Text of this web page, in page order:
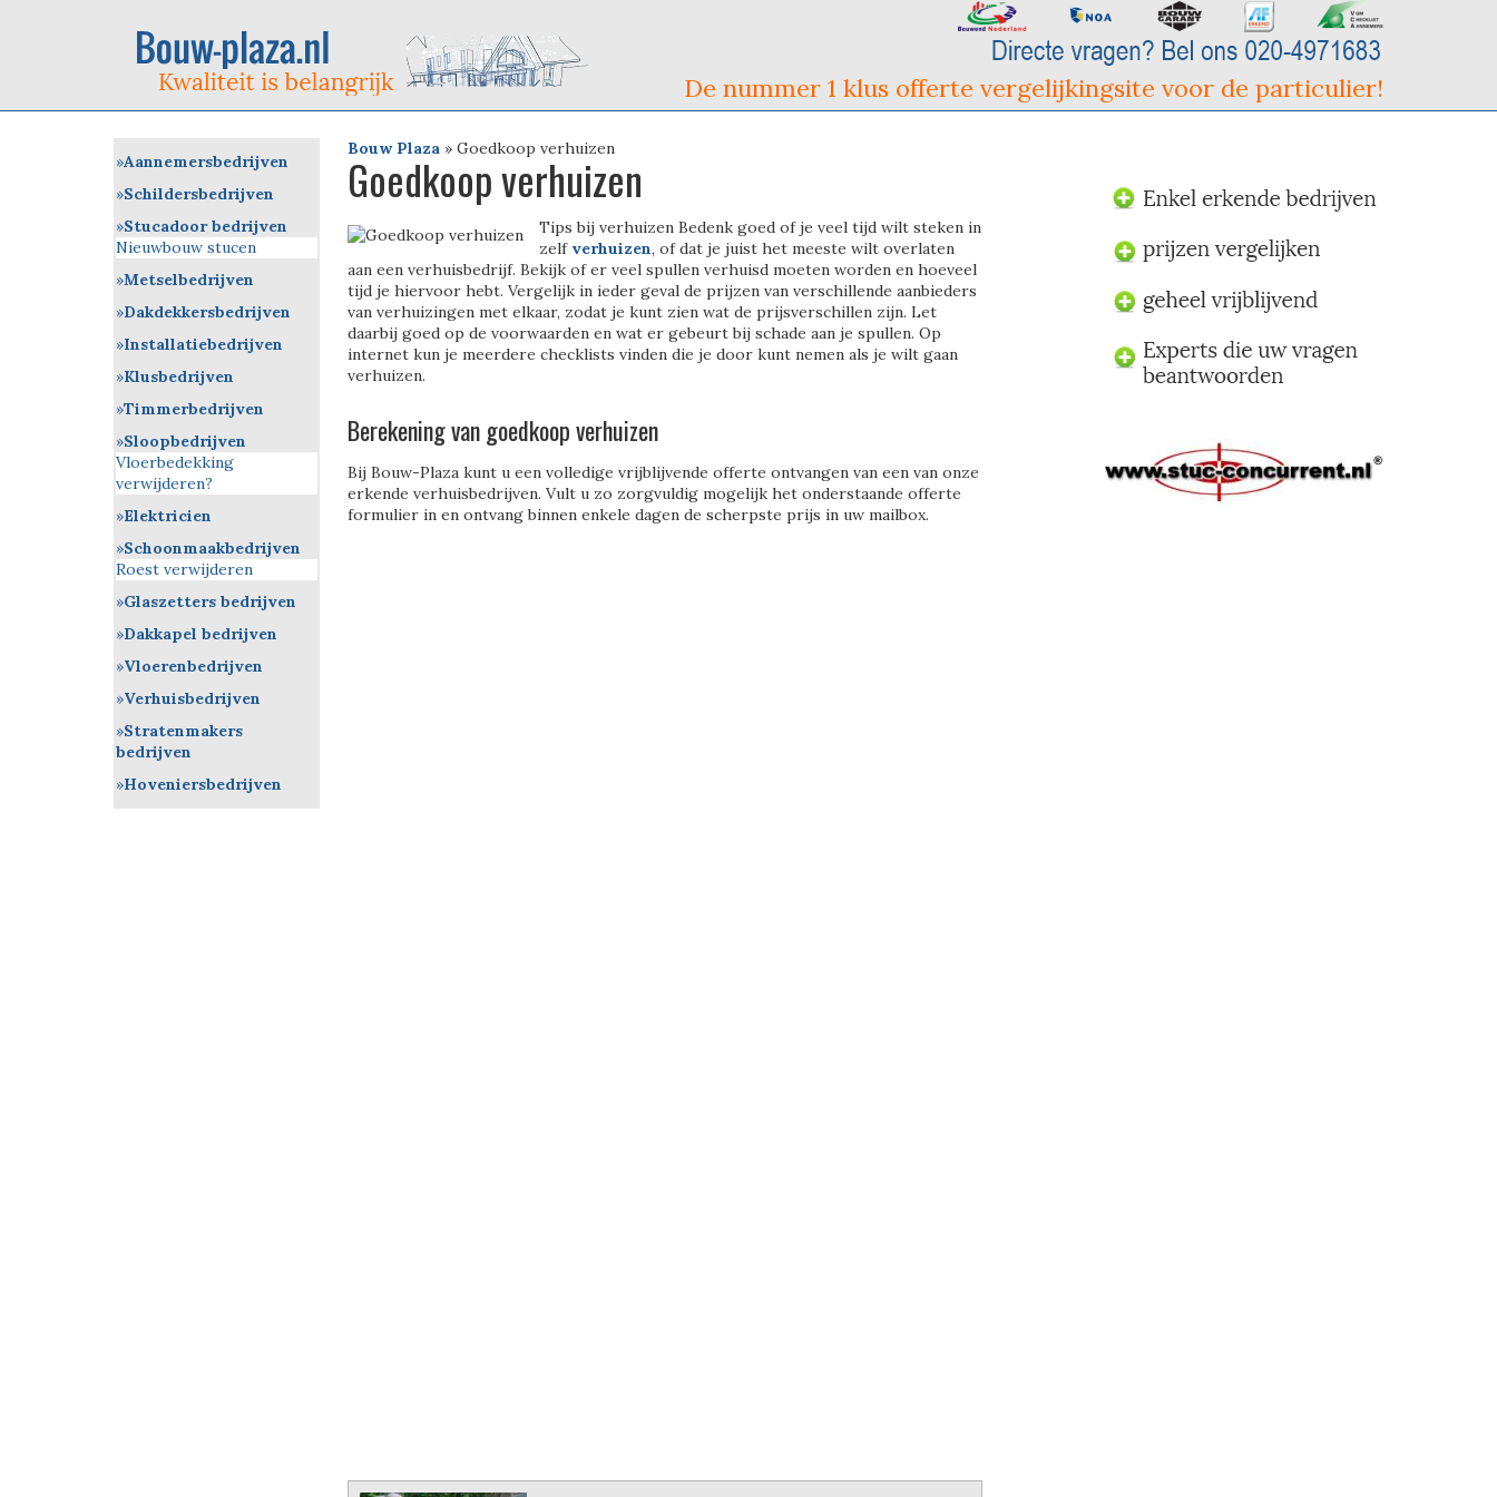
De nummer 1 klus offerte vergelijkingsite voor de particulier!
Bouw Plaza » Goedkoop verhuizen
Goedkoop verhuizen
Tips bij verhuizen Bedenk goed of je veel tijd wilt steken in
zelf verhuizen, of dat je juist het meeste wilt overlaten
aan een verhuisbedrijf. Bekijk of er veel spullen verhuisd moeten worden en hoeveel
tijd je hiervoor hebt. Vergelijk in ieder geval de prijzen van verschillende aanbieders
van verhuizingen met elkaar, zodat je kunt zien wat de prijsverschillen zijn. Let
daarbij goed op de voorwaarden en wat er gebeurt bij schade aan je spullen. Op
internet kun je meerdere checklists vinden die je door kunt nemen als je wilt gaan
verhuizen.
Berekening van goedkoop verhuizen
Bij Bouw-Plaza kunt u een volledige vrijblijvende offerte ontvangen van een van onze
erkende verhuisbedrijven. Vult u zo zorgvuldig mogelijk het onderstaande offerte
formulier in en ontvang binnen enkele dagen de scherpste prijs in uw mailbox.
Aannemersbedrijven
Schildersbedrijven
Stucadoor bedrijven
Nieuwbouw stucen
Metselbedrijven
Dakdekkersbedrijven
Installatiebedrijven
Klusbedrijven
Timmerbedrijven
Sloopbedrijven
Vloerbedekking
verwijderen?
Elektricien
Schoonmaakbedrijven
Roest verwijderen
Glaszetters bedrijven
Dakkapel bedrijven
Vloerenbedrijven
Verhuisbedrijven
Stratenmakers
bedrijven
Hoveniersbedrijven